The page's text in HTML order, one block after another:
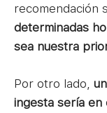
recomendación
determinadas
sea nuestra
Por otro lado,
ingesta sería